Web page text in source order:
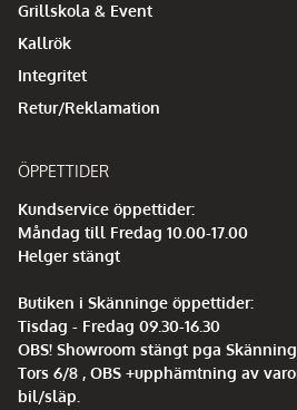
Grillskola & Event
Kallrök
Integritet
Retur/Reklamation
ÖPPETTIDER
Kundservice öppettider:
Måndag till Fredag 10.00-17.00
Helger stängt
Butiken i Skänninge öppettider:
Tisdag - Fredag 09.30-16.30
OBS! Showroom stängt pga
Tors 6/8 , OBS +upphämtning av
bil/släp.